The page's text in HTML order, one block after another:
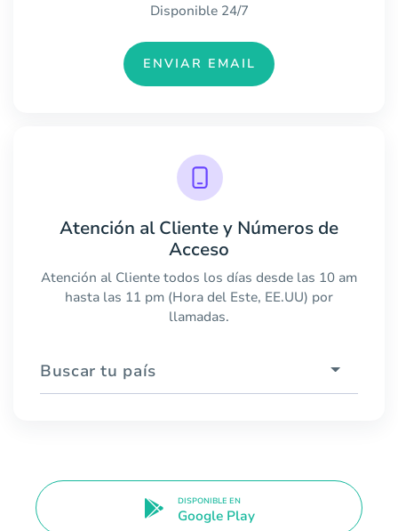
Disponible 24/7
ENVIAR EMAIL
Atención al Cliente y Números de
Acceso
Atención al Cliente todos los días desde las 10 am
hasta las 11 pm (Hora del Este, EE.UU) por
llamadas.
Buscar tu país
DISPONIBLE EN
Google Play